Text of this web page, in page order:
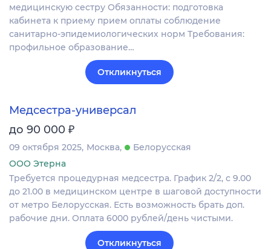
медицинскую сестру Обязанности: подготовка
кабинета к приему прием оплаты соблюдение
санитарно-эпидемиологических норм Требования:
профильное образование…
Откликнуться
Медсестра-универсал
до 90 000 ₽
09 октября 2025 Москва
Белорусская
ООО Этерна
Требуется процедурная медсестра. График 2/2, с 9.00
до 21.00 в медицинском центре в шаговой доступности
от метро Белорусская. Есть возможность брать доп.
рабочие дни. Оплата 6000 рублей/день чистыми.
Откликнуться